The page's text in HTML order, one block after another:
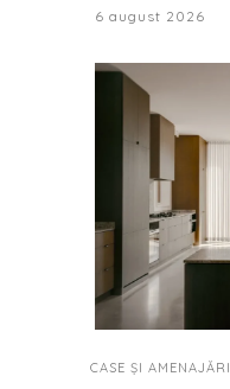
6 august 2026
CASE ȘI AMENAJĂRI